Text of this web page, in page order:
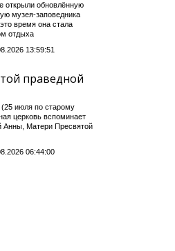
открыли обновлённую
музея-заповедника
время она стала
отдыха
13:59:51
праведной
(25 июля по старому
церковь вспоминает
Анны, Матери Пресвятой
06:44:00